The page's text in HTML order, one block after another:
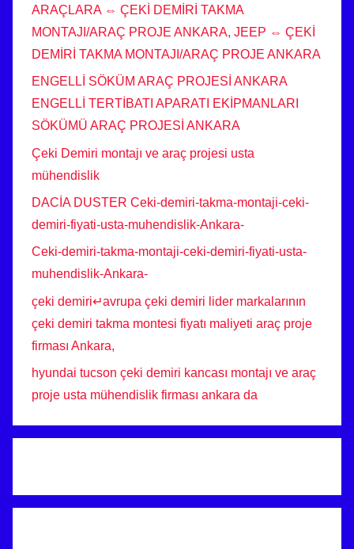
ARAÇLARA ⇔ ÇEKİ DEMİRİ TAKMA
MONTAJI/ARAÇ PROJE ANKARA, JEEP ⇔ ÇEKİ
DEMİRİ TAKMA MONTAJI/ARAÇ PROJE ANKARA
ENGELLİ SÖKÜM ARAÇ PROJESİ ANKARA
ENGELLİ TERTİBATI APARATI EKİPMANLARI
SÖKÜMÜ ARAÇ PROJESİ ANKARA
Çeki Demiri montajı ve araç projesi usta
mühendislik
DACİA DUSTER Ceki-demiri-takma-montaji-ceki-
demiri-fiyati-usta-muhendislik-Ankara-
Ceki-demiri-takma-montaji-ceki-demiri-fiyati-usta-
muhendislik-Ankara-
çeki demiri↵avrupa çeki demiri lider markalarının
çeki demiri takma montesi fiyatı maliyeti araç proje
firması Ankara,
hyundai tucson çeki demiri kancası montajı ve araç
proje usta mühendislik firması ankara da